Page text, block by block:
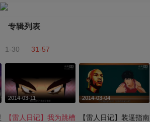
专辑列表
1-30 31-57
2014-03-11
【雷人日记】我为跳槽
2014-03-04
【雷人日记】装逼指南